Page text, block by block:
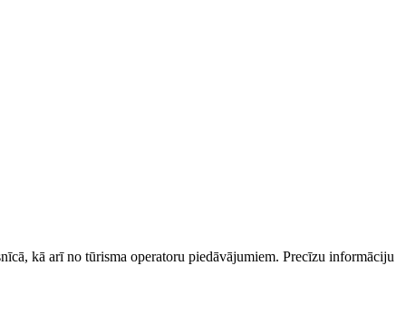
kā arī no tūrisma operatoru piedāvājumiem. Precīzu informāciju